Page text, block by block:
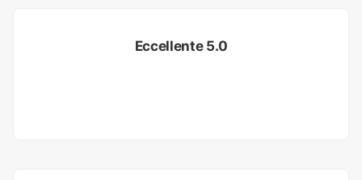
Eccellente 5.0